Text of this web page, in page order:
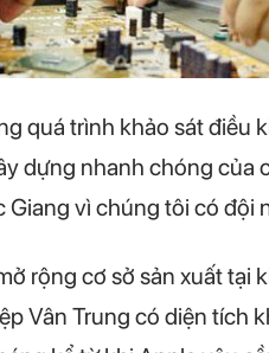
quá trình khảo sát điều
dựng nhanh chóng
vì chúng tôi có đội
rộng cơ sở sản xuất
Vân Trung có diện